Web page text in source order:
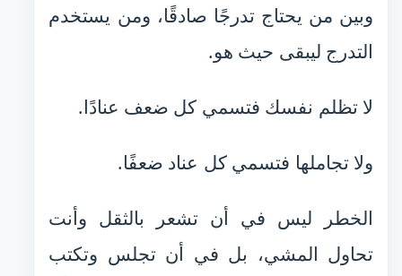
وبين من يحتاج تدرجًا صادقًا، ومن يستخدم
التدرج ليبقى حيث هو.
لا تظلم نفسك فتسمي كل ضعف عنادًا.
ولا تجاملها فتسمي كل عناد ضعفًا.
الخطر ليس في أن تشعر بالثقل وأنت
تحاول المشي، بل في أن تجلس وتكتب